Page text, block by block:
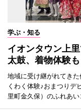
学ぶ・知る
イオンタウン上
太鼓、着物体験も
地域に受け継がれてき
くわく体験♪おまつりデ
里町金久保）のふれあい